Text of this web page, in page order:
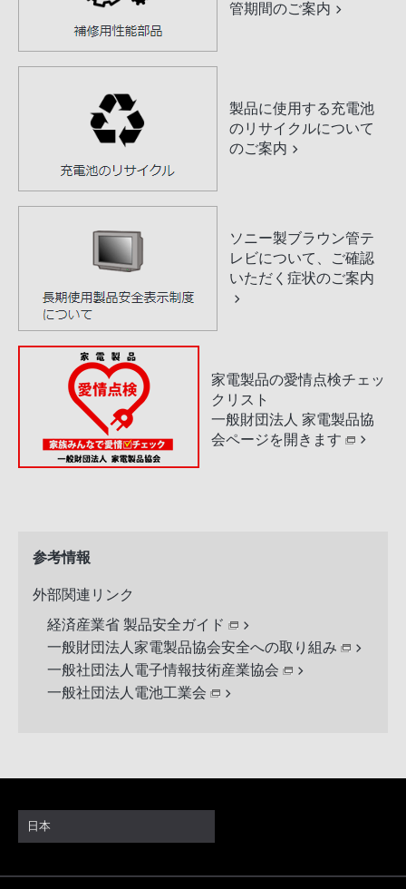
管期間のご案内
製品に使用する充電池
のリサイクルについて
のご案内
ソニー製ブラウン管テ
レビについて、ご確認
いただく症状のご案内
家電製品の愛情点検チェッ
クリスト
一般財団法人 家電製品協
会ページを開きます
参考情報
外部関連リンク
経済産業省 製品安全ガイド
一般財団法人家電製品協会安全への取り組み
一般社団法人電子情報技術産業協会
一般社団法人電池工業会
日本